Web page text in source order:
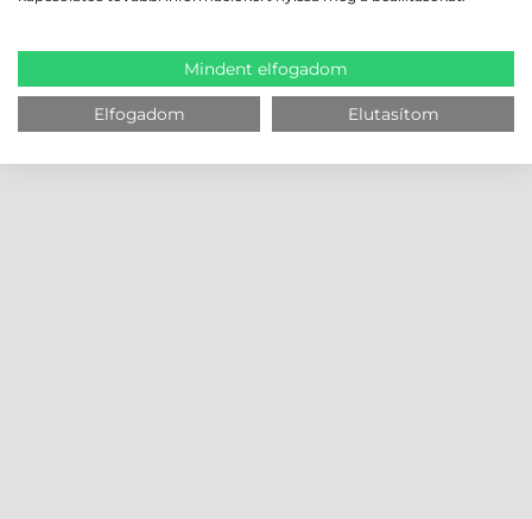
Mindent elfogadom
Elfogadom Elutasítom